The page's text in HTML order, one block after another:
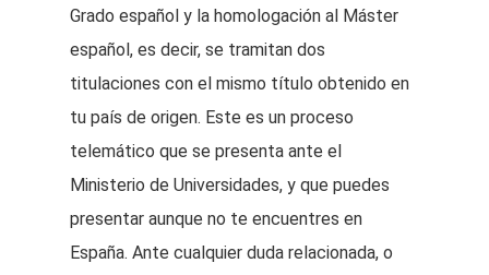
Grado español y la homologación al Máster
español, es decir, se tramitan dos
titulaciones con el mismo título obtenido en
tu país de origen. Este es un proceso
telemático que se presenta ante el
Ministerio de Universidades, y que puedes
presentar aunque no te encuentres en
España. Ante cualquier duda relacionada, o